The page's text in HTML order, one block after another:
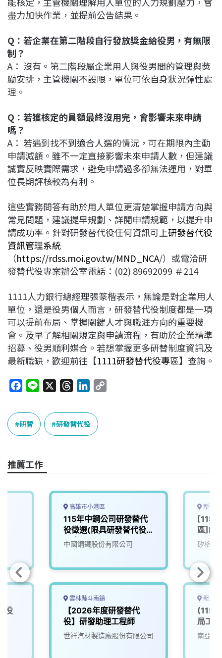
盡力加快作業，並提前公告結果。
Q：若企業在第二階段自行發放獎金給役男，有無限
制？
A： 沒有。第二階段屬企業用人與役男間的管理與獎
勵安排，主管機關不設限，單位可依自身狀況彈性處
理。
Q：若獲核定的員額最終沒用完，會影響未來申請
嗎？
A： 若遇到找不到適合人選的情況，可在期限內主動
申請減額。雖不一定直接影響未來申請人數，但建議
誠實反映實際需求，避免申請過多卻無法運用，對單
位長期評核較為有利。
這些實務問答有助於用人單位更清楚掌握申請方向與
常見問題，建議提早規劃、詳閱申請規範，以提升申
請成功率。針對研發替代役任何資訊可上研發替代役
資訊管理系統
（https://rdss.moi.gov.tw/MND_NCA/）或電洽研
發替代役專案辦公室電話：(02) 89692099 ＃214
1111人力銀行總經理張篆楷表示，無論是對企業用人
單位，還是役男個人而言，研發替代役制度都是一項
可以提前布局、掌握關鍵人才與職涯方向的重要機
會。及早了解相關規定與申請流程，有助於企業精準
招募、役男順利媒合。若想掌握更多研替制度資訊及
最新職缺，歡迎前往【1111研發替代役專區】查詢。
c
e
b
o
k
e
r
e
a
n
k
e
n
k
研替 研發替代役
推薦工作
役
高雄市小港區
115年中鋼公司研發替代
役徵選(限具研發替代役
男身分)
中國鋼鐵股份有限公司
雲林縣斗南鎮
【2026年度研發替代
役】研發助理工程師
世祥汽材製造廠股份有限公司
新竹
[115
區]RD
矽格股
新北
(115
局工
南亞科